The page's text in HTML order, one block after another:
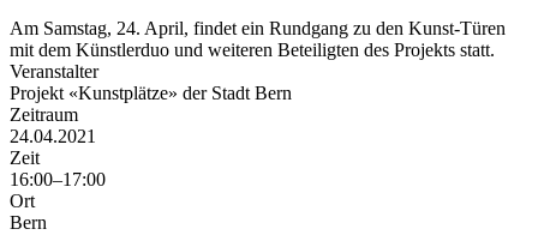
Am Samstag, 24. April, findet ein Rundgang zu den Kunst-Türen
mit dem Künstlerduo und weiteren Beteiligten des Projekts statt.
Veranstalter
Projekt «Kunstplätze» der Stadt Bern
Zeitraum
24.04.2021
Zeit
16:00–17:00
Ort
Bern